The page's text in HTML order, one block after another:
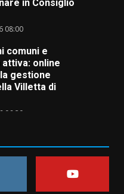
in Consiglio
08:00
comuni e
online
gestione
Villetta di
06:20
rapimento”